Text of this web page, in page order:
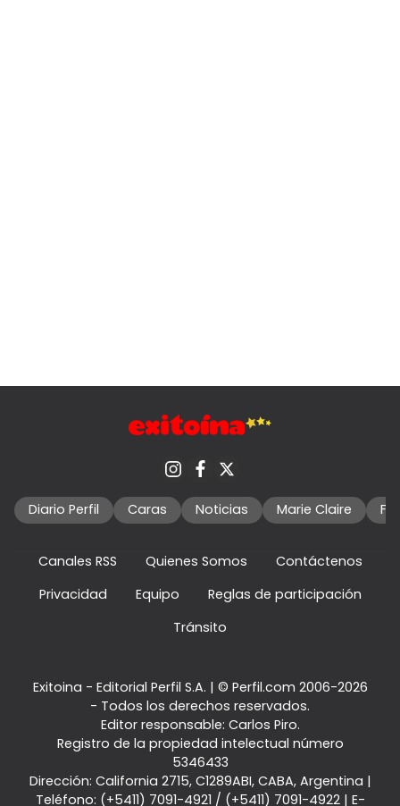
Diario Perfil Caras Noticias Marie Claire
Canales RSS Quienes Somos
Contáctenos
Privacidad
Equipo
Reglas de participación
Tránsito
Exitoina - Editorial Perfil S.A. | © Perfil.com 2006-2026
- Todos los derechos reservados.
Editor responsable: Carlos Piro.
Registro de la propiedad intelectual número
5346433
Dirección: California 2715, C1289ABI, CABA, Argentina |
Teléfono: (+5411) 7091-4921 / (+5411) 7091-4922| E-